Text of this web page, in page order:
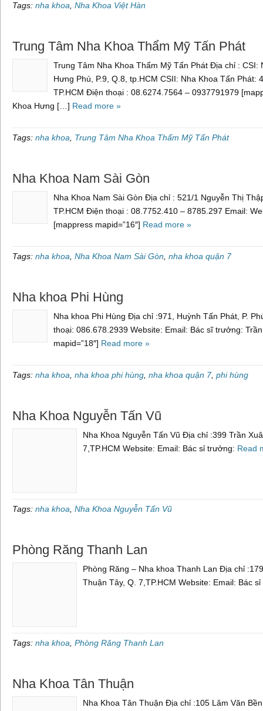
Tags: nha khoa Nha Khoa Việt Hàn
Trung Tâm Nha Khoa Thẩm Mỹ Tấn Phát
Trung Tâm Nha Khoa Thẩm Mỹ Tấn Phát Địa chỉ : CSI:
Hưng Phú, P.9, Q.8, tp.HCM CSII: Nha Khoa Tấn Phát:
TP.HCM Điện thoại : 08.6274.7564 – 0937791979
Khoa Hưng […] Read more »
Tags: nha khoa Trung Tâm Nha Khoa Thẩm Mỹ Tấn Phát
Nha Khoa Nam Sài Gòn
Nha Khoa Nam Sài Gòn Địa chỉ : 521/1 Nguyễn Thị
TP.HCM Điện thoại : 08.7752.410 – 8785.297 Email:
[mappress mapid=”16″] Read more »
Tags: nha khoa Nha Khoa Nam Sài Gòn nha khoa quận 7
Nha khoa Phi Hùng
Nha khoa Phi Hùng Địa chỉ :971, Huỳnh Tấn Phát, P.
thoại: 086.678.2939 Website: Email: Bác sĩ trưởng:
mapid=”18″] Read more »
Tags: nha khoa nha khoa phi hùng nha khoa quận 7, phi hùng
Nha Khoa Nguyễn Tấn Vũ
Nha Khoa Nguyễn Tấn Vũ Địa chỉ :399 Trần
7,TP.HCM Website: Email: Bác sỉ trưởng: Read
Tags: nha khoa Nha Khoa Nguyễn Tấn Vũ
Phòng Răng Thanh Lan
Phòng Răng – Nha khoa Thanh Lan Địa chỉ
Thuận Tây, Q. 7,TP.HCM Website: Email: Bác
Tags: nha khoa Phòng Răng Thanh Lan
Nha Khoa Tân Thuận
Nha Khoa Tân Thuận Địa chỉ :105 Lâm Văn